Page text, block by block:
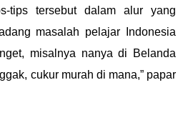
tips tersebut dalam alur yang
masalah pelajar Indonesia
misalnya nanya di Belanda
cukur murah di mana,” papar